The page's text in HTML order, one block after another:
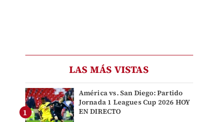
LAS MÁS VISTAS
América vs. San Diego: Partido
Jornada 1 Leagues Cup 2026 HOY
EN DIRECTO